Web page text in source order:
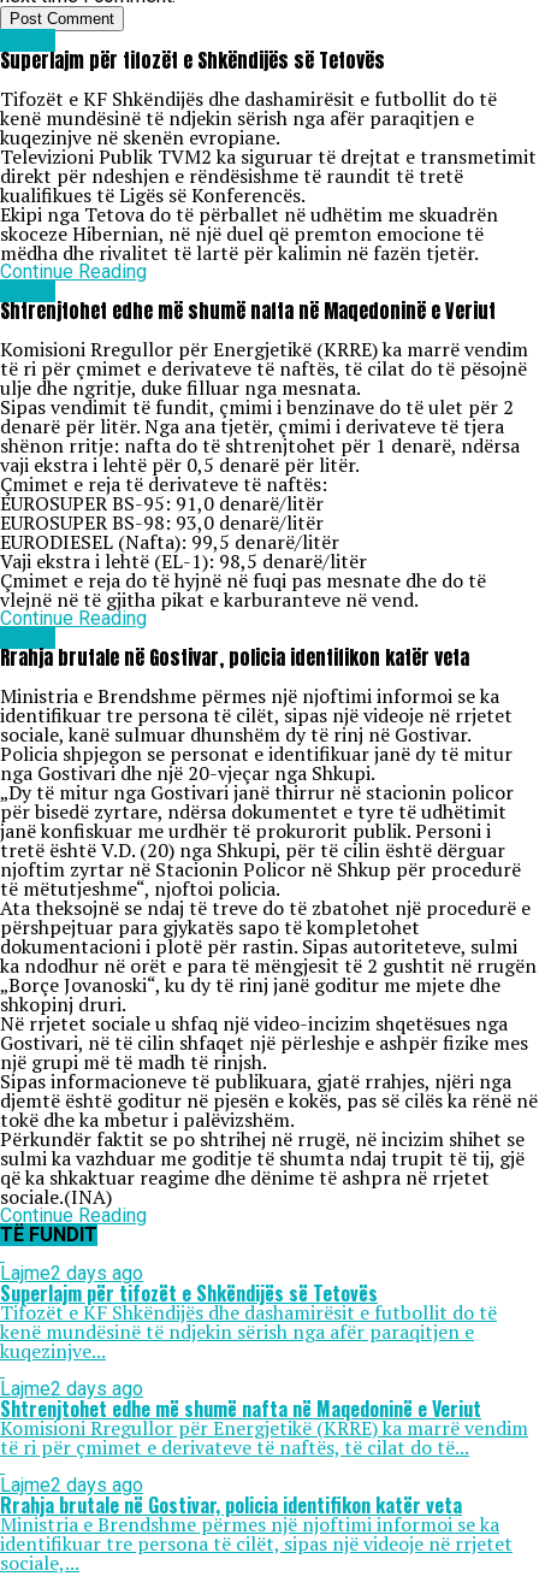
Superlajm për tifozët e Shkëndijës së Tetovës
Tifozët e KF Shkëndijës dhe dashamirësit e futbollit do të
kenë mundësinë të ndjekin sërish nga afër paraqitjen e
kuqezinjve në skenën evropiane.
Televizioni Publik TVM2 ka siguruar të drejtat e transmetimit
direkt për ndeshjen e rëndësishme të raundit të tretë
kualifikues të Ligës së Konferencës.
Ekipi nga Tetova do të përballet në udhëtim me skuadrën
skoceze Hibernian, në një duel që premton emocione të
mëdha dhe rivalitet të lartë për kalimin në fazën tjetër.
Continue Reading
Shtrenjtohet edhe më shumë nafta në Maqedoninë e Veriut
Komisioni Rregullor për Energjetikë (KRRE) ka marrë vendim
të ri për çmimet e derivateve të naftës, të cilat do të pësojnë
ulje dhe ngritje, duke filluar nga mesnata.
Sipas vendimit të fundit, çmimi i benzinave do të ulet për 2
denarë për litër. Nga ana tjetër, çmimi i derivateve të tjera
shënon rritje: nafta do të shtrenjtohet për 1 denarë, ndërsa
vaji ekstra i lehtë për 0,5 denarë për litër.
Çmimet e reja të derivateve të naftës:
EUROSUPER BS-95: 91,0 denarë/litër
EUROSUPER BS-98: 93,0 denarë/litër
EURODIESEL (Nafta): 99,5 denarë/litër
Vaji ekstra i lehtë (EL-1): 98,5 denarë/litër
Çmimet e reja do të hyjnë në fuqi pas mesnate dhe do të
vlejnë në të gjitha pikat e karburanteve në vend.
Continue Reading
Rrahja brutale në Gostivar, policia identifikon katër veta
Ministria e Brendshme përmes një njoftimi informoi se ka
identifikuar tre persona të cilët, sipas një videoje në rrjetet
sociale, kanë sulmuar dhunshëm dy të rinj në Gostivar.
Policia shpjegon se personat e identifikuar janë dy të mitur
nga Gostivari dhe një 20-vjeçar nga Shkupi.
„Dy të mitur nga Gostivari janë thirrur në stacionin policor
për bisedë zyrtare, ndërsa dokumentet e tyre të udhëtimit
janë konfiskuar me urdhër të prokurorit publik. Personi i
tretë është V.D. (20) nga Shkupi, për të cilin është dërguar
njoftim zyrtar në Stacionin Policor në Shkup për procedurë
të mëtutjeshme“, njoftoi policia.
Ata theksojnë se ndaj të treve do të zbatohet një procedurë e
përshpejtuar para gjykatës sapo të kompletohet
dokumentacioni i plotë për rastin. Sipas autoriteteve, sulmi
ka ndodhur në orët e para të mëngjesit të 2 gushtit në rrugën
„Borçe Jovanoski“, ku dy të rinj janë goditur me mjete dhe
shkopinj druri.
Në rrjetet sociale u shfaq një video-incizim shqetësues nga
Gostivari, në të cilin shfaqet një përleshje e ashpër fizike mes
një grupi më të madh të rinjsh.
Sipas informacioneve të publikuara, gjatë rrahjes, njëri nga
djemtë është goditur në pjesën e kokës, pas së cilës ka rënë në
tokë dhe ka mbetur i palëvizshëm.
Përkundër faktit se po shtrihej në rrugë, në incizim shihet se
sulmi ka vazhduar me goditje të shumta ndaj trupit të tij, gjë
që ka shkaktuar reagime dhe dënime të ashpra në rrjetet
sociale.(INA)
Continue Reading
TË FUNDIT
Lajme2 days ago
Superlajm për tifozët e Shkëndijës së Tetovës
Tifozët e KF Shkëndijës dhe dashamirësit e futbollit do të
kenë mundësinë të ndjekin sërish nga afër paraqitjen e
kuqezinjve...
Lajme2 days ago
Shtrenjtohet edhe më shumë nafta në Maqedoninë e Veriut
Komisioni Rregullor për Energjetikë (KRRE) ka marrë vendim
të ri për çmimet e derivateve të naftës, të cilat do të...
Lajme2 days ago
Rrahja brutale në Gostivar, policia identifikon katër veta
Ministria e Brendshme përmes një njoftimi informoi se ka
identifikuar tre persona të cilët, sipas një videoje në rrjetet
sociale,...